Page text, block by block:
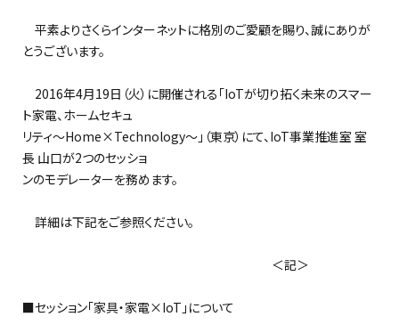
平素よりさくらインターネットに格別のご愛顧を賜り、誠にありが
とうございます。
2016年4月19日（火）に開催される「IoTが切り拓く未来のスマー
ト家電、ホームセキュ
リティ～Home×Technology～」（東京）にて、IoT事業推進室 室
長 山口が2つのセッショ
ンのモデレーターを務めます。
詳細は下記をご参照ください。
＜記＞
■セッション「家具・家電×IoT」について